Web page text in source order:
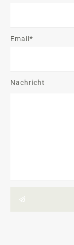
Email*
Nachricht